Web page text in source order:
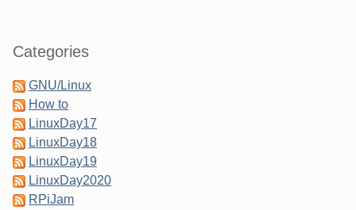
Categories
GNU/Linux
How to
LinuxDay17
LinuxDay18
LinuxDay19
LinuxDay2020
RPiJam